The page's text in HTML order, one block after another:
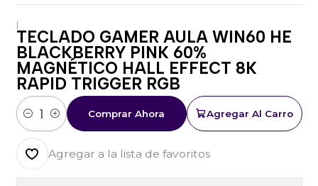
|
TECLADO GAMER AULA WIN60 HE
BLACKBERRY PINK 60%
MAGNÉTICO HALL EFFECT 8K
RAPID TRIGGER RGB
Cantidad
Agregar Al Carro
Comprar Ahora
Agregar a la lista de favoritos